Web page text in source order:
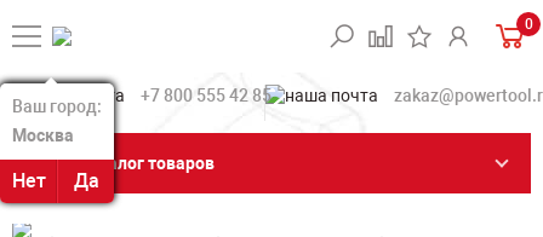
Ваш город:
Москва
Нет Да
Ваш город:
Москва
Нет Да
0
+7 800 555 42 85
Каталог товаров